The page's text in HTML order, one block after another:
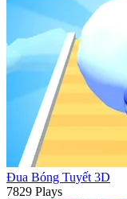
Đua Bóng Tuyết 3D
7829 Plays